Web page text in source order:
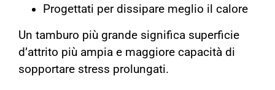
Progettati per dissipare meglio il calore
Un tamburo più grande significa superficie
d’attrito più ampia e maggiore capacità di
sopportare stress prolungati.